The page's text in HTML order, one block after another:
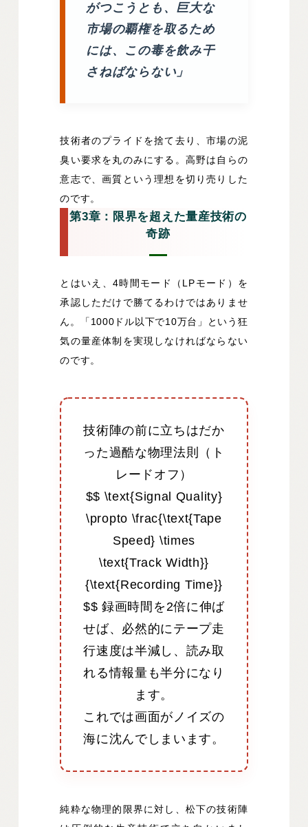
がつこうとも、巨大な
市場の覇権を取るため
には、この毒を飲み干
さねばならない」
技術者のプライドを捨て去り、市場の泥
臭い要求を丸のみにする。高野は自らの
意志で、画質という理想を切り売りした
のです。
第3章：限界を超えた量産技術の
奇跡
とはいえ、4時間モード（LPモード）を
承認しただけで勝てるわけではありませ
ん。「1000ドル以下で10万台」という狂
気の量産体制を実現しなければならない
のです。
技術陣の前に立ちはだか
った過酷な物理法則（ト
レードオフ）
$$ \text{Signal Quality}
\propto \frac{\text{Tape
Speed} \times
\text{Track Width}}
{\text{Recording Time}}
$$ 録画時間を2倍に伸ば
せば、必然的にテープ走
行速度は半減し、読み取
れる情報量も半分になり
ます。
これでは画面がノイズの
海に沈んでしまいます。
純粋な物理的限界に対し、松下の技術陣